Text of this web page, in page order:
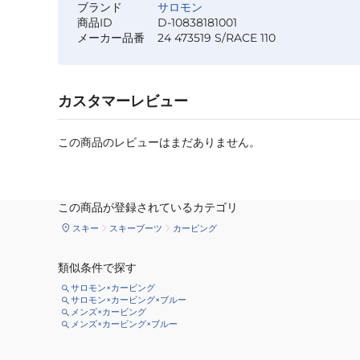
ブランド
サロモン
商品ID
D-10838181001
メーカー品番
24 473519 S/RACE 110
カスタマーレビュー
この商品のレビューはまだありません。
この商品が登録されているカテゴリ
スキー スキーブーツ カービング
類似条件で探す
サロモン×カービング
サロモン×カービング×ブルー
メンズ×カービング
メンズ×カービング×ブルー